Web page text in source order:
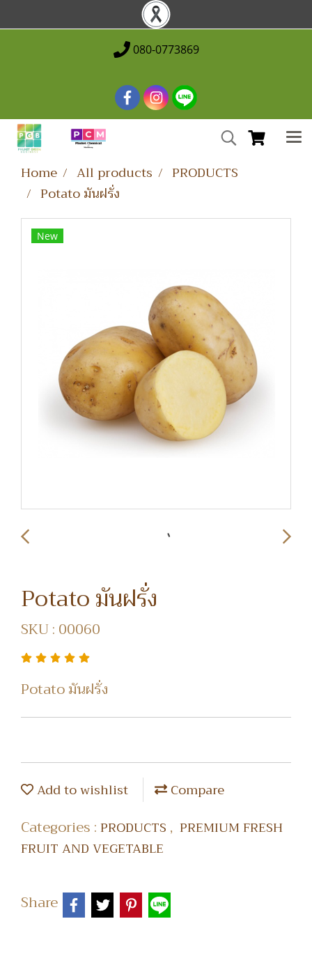
080-0773869
Home All products
PRODUCTS
Potato มันฝรั่ง
New
Potato มันฝรั่ง
SKU : 00060
Potato มันฝรั่ง
Add to wishlist Compare
Categories :PRODUCTS , PREMIUM FRESH
FRUIT AND VEGETABLE
Share